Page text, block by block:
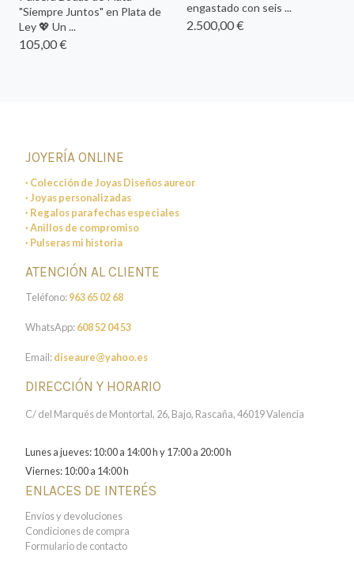
"Siempre Juntos" en Plata de
Ley 💖 Un ...
105,00 €
engastado con seis ...
2.500,00 €
JOYERÍA ONLINE
· Colección de Joyas Diseños aureor
· Joyas personalizadas
· Regalos para fechas especiales
· Anillos de compromiso
· Pulseras mi historia
ATENCIÓN AL CLIENTE
Teléfono:963 65 02 68
WhatsApp:608 52 04 53
Email:diseaure@yahoo.es
DIRECCIÓN Y HORARIO
C/ del Marqués de Montortal, 26, Bajo, Rascaña, 46019 Valencia
Lunes a jueves: 10:00 a 14:00 h y 17:00 a 20:00 h
Viernes: 10:00 a 14:00 h
ENLACES DE INTERÉS
Envíos y devoluciones
Condiciones de compra
Formulario de contacto